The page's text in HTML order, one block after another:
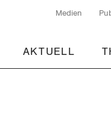
Medien
AKTUELL